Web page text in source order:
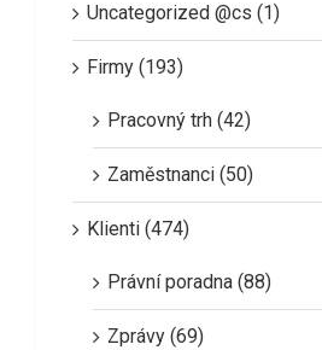
Uncategorized @cs (1)
Firmy (193)
Pracovný trh (42)
Zaměstnanci (50)
Klienti (474)
Právní poradna (88)
Zprávy (69)